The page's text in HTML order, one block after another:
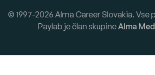
© 1997-2026 Alma Career Slovakia. Vse
Paylab je član skupineAlma